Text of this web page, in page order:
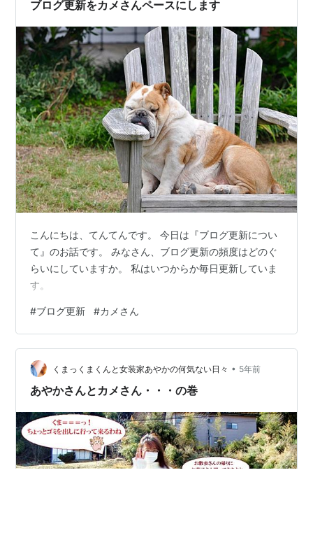
ブログ更新をカメさんペースにします
こんにちは、てんてんです。 今日は『ブログ更新につい
て』のお話です。 みなさん、ブログ更新の頻度はどのぐ
らいにしていますか。 私はいつからか毎日更新していま
す。
#ブログ更新 #カメさん
くまっくまくんと女装家あやかの何気ない日々 • 5年前
あやかさんとカメさん・・・の巻